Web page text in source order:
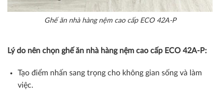
Ghế ăn nhà hàng nệm cao cấp ECO 42A-P
Lý do nên chọn ghế ăn nhà hàng nệm cao cấp ECO 42A-P:
Tạo điểm nhấn sang trọng cho không gian sống và làm
việc.